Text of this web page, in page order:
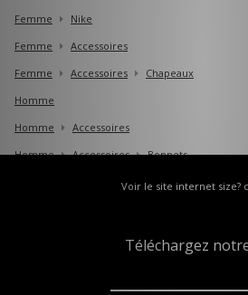
Femme
Nike
Femme
Accessoires
Femme
Accessoires
Chapeaux
Homme
Homme
Accessoires
Homme
Accessoires Bonnets
Voir le site internet size?
Téléchargez